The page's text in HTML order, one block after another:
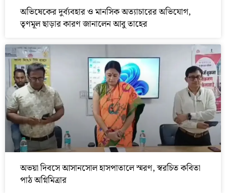
অভিষেকের দুর্ব্যবহার ও মানসিক অত্যাচারের অভিযোগ,
তৃণমূল ছাড়ার কারণ জানালেন আবু তাহের
অভয়া দিবসে আসানসোল হাসপাতালে স্মরণ, স্বরচিত কবিতা
পাঠ অগ্নিমিত্রার